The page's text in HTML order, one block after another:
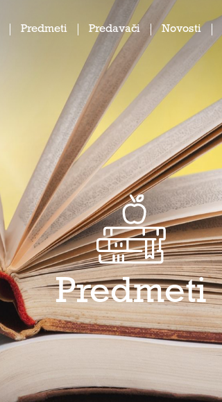
Predmeti Predavači Novosti
Predmeti